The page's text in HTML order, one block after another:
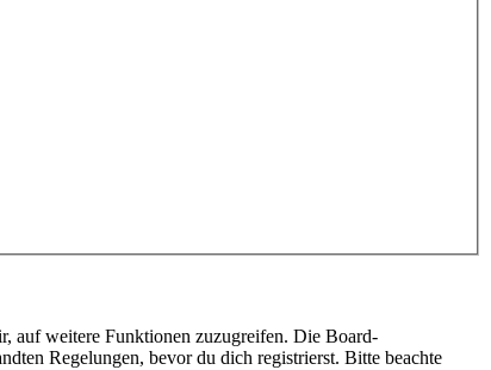
auf weitere Funktionen zuzugreifen. Die Board-
Regelungen, bevor du dich registrierst. Bitte beachte